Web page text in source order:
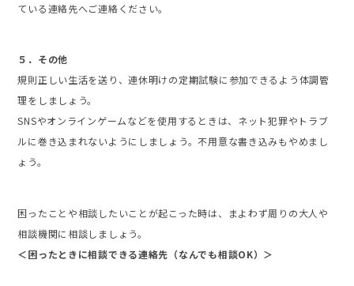
ている連絡先へご連絡ください。
５．その他
規則正しい生活を送り、連休明けの定期試験に参加できるよう体調管
理をしましょう。
SNSやオンラインゲームなどを使用するときは、ネット犯罪やトラブ
ルに巻き込まれないようにしましょう。不用意な書き込みもやめまし
ょう。
困ったことや相談したいことが起こった時は、まよわず周りの大人や
相談機関に相談しましょう。
＜困ったときに相談できる連絡先（なんでも相談OK）＞